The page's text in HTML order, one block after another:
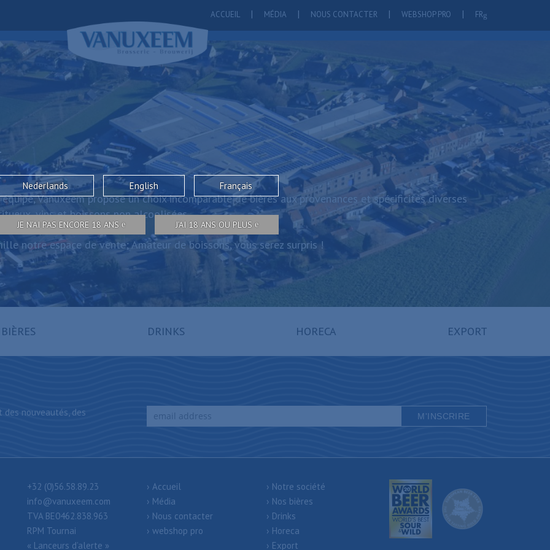
ACCUEIL MÉDIA NOUS CONTACTER WEBSHOP PRO FR
Vanuxeem propose un choix incomparable de bières aux provenances et spécificités diverses
vins et boissons non alcoolisées.
notre espace de vente; Amateur de boissons, vous serez surpris !
DRINKS HORECA EXPORT
Nederlands English Français
JE N’AI PAS ENCORE 18 ANS J’AI 18 ANS OU PLUS
nouveautés, des
+32 (0)56.58.89.23
info@vanuxeem.com
TVA BE0462.838.963
RPM Tournai
« Lanceurs d’alerte »
Accueil
Média
Nous contacter
webshop pro
Notre société
Nos bières
Drinks
Horeca
Export